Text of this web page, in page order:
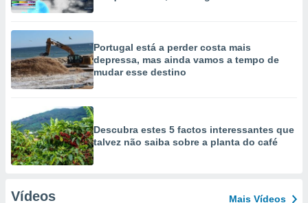
Portugal está a perder costa mais
depressa, mas ainda vamos a tempo de
mudar esse destino
Descubra estes 5 factos interessantes que
talvez não saiba sobre a planta do café
Vídeos Mais Vídeos